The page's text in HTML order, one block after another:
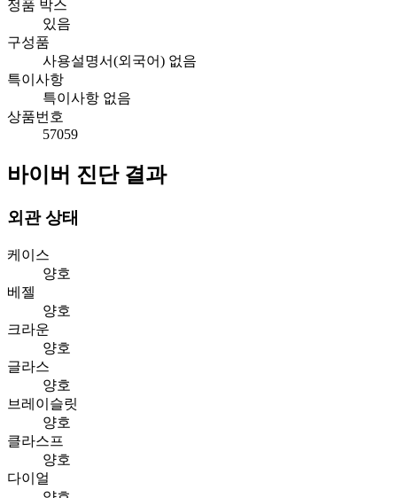
정품 박스
있음
구성품
사용설명서(외국어) 없음
특이사항
특이사항 없음
상품번호
57059
바이버 진단 결과
외관 상태
케이스
양호
베젤
양호
크라운
양호
글라스
양호
브레이슬릿
양호
클라스프
양호
다이얼